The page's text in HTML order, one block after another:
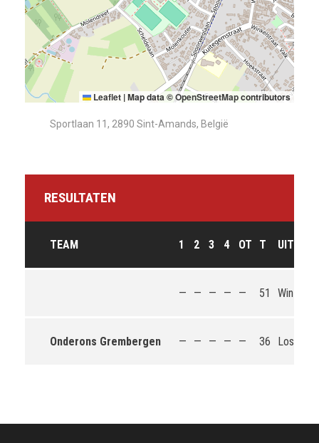
Leaflet |Map data ©OpenStreetMapcontributors
Sportlaan 11, 2890 Sint-Amands, België
RESULTATEN
TEAM 1 2 3 4 OT T
— — — — — 51 Win
Onderons Grembergen — — — — — 36 Loss